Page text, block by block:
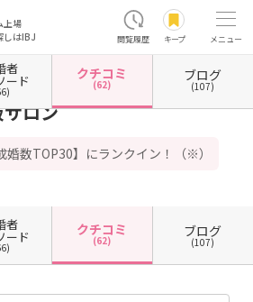
上場
しはIBJ
閲覧履歴 キープ メニュー
大阪府大阪市 大阪府大阪市北区 大阪府大阪市北区梅田
ロン
数TOP30】にランクイン！（※）
者
ード クチコミ
(62)
ブログ
(107)
者
ード クチコミ
(62)
ブログ
(107)